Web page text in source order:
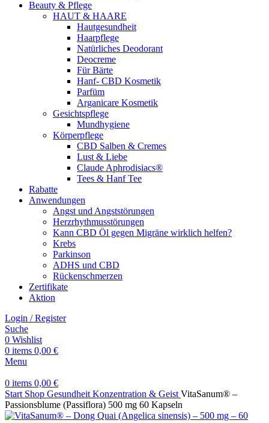
Beauty & Pflege
HAUT & HAARE
Hautgesundheit
Haarpflege
Natürliches Deodorant
Deocreme
Für Bärte
Hanf- CBD Kosmetik
Parfüm
Arganicare Kosmetik
Gesichtspflege
Mundhygiene
Körperpflege
CBD Salben & Cremes
Lust & Liebe
Claude Aphrodisiacs®
Tees & Hanf Tee
Rabatte
Anwendungen
Angst und Angststörungen
Herzrhythmusstörungen
Kann CBD Öl gegen Migräne wirklich helfen?
Krebs
Parkinson
ADHS und CBD
Rückenschmerzen
Zertifikate
Aktion
Login / Register
Suche
0 Wishlist
0 items 0,00 €
Menu
0 items 0,00 €
Start Shop Gesundheit Konzentration & Geist VitaSanum® –
Passionsblume (Passiflora) 500 mg 60 Kapseln